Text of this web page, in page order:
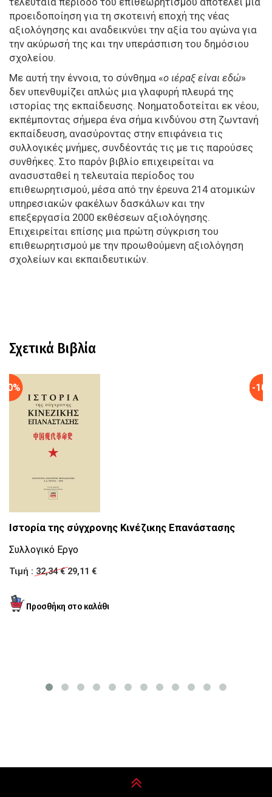
προειδοποίηση για τη σκοτεινή εποχή της νέας
αξιολόγησης και αναδεικνύει την αξία του αγώνα για
την ακύρωσή της και την υπεράσπιση του δημόσιου
σχολείου.
Με αυτή την έννοια, το σύνθημα «ο ιέραξ είναι εδώ»
δεν υπενθυμίζει απλώς μια γλαφυρή πλευρά της
ιστορίας της εκπαίδευσης. Νοηματοδοτείται εκ νέου,
εκπέμποντας σήμερα ένα σήμα κινδύνου στη ζωντανή
εκπαίδευση, ανασύροντας στην επιφάνεια τις
συλλογικές μνήμες, συνδέοντάς τις με τις παρούσες
συνθήκες. Στο παρόν βιβλίο επιχειρείται να
ανασυσταθεί η τελευταία περίοδος του
επιθεωρητισμού, μέσα από την έρευνα 214 ατομικών
υπηρεσιακών φακέλων δασκάλων και την
επεξεργασία 2000 εκθέσεων αξιολόγησης.
Επιχειρείται επίσης μια πρώτη σύγκριση του
επιθεωρητισμού με την προωθούμενη αξιολόγηση
σχολείων και εκπαιδευτικών.
Σχετικά Βιβλία
Ιστορία της σύγχρονης Κινέζικης Επανάστασης
Συλλογικό Εργο
Τιμή : 32,34 €29,11 €
-